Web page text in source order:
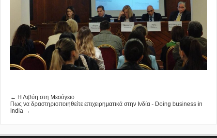
← Η Λιβύη στη Μεσόγειο
Πως να δραστηριοποιηθείτε επιχειρηματικά στην Ινδία - Doing business in
India →